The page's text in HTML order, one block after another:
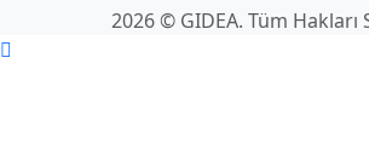
2026 © GIDEA. Tüm Hakları